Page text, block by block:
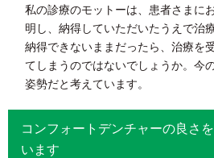
私の診療のモットーは、患者さまに
明し、納得していただいたうえで治
納得できないままだったら、治療を
てしまうのではないでしょうか。今
姿勢だと考えています。
コンフォートデンチャーの良さ
います